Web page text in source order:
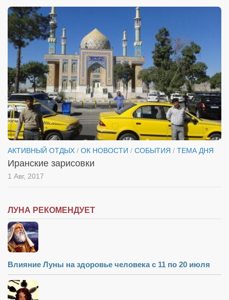
Афиша Сумы
О нас
АКТИВНЫЙ ОТДЫХ / ОК НОВОСТИ / СОБЫТИЯ / ТЕМА ДНЯ
Иранские зарисовки
1 Авг, 2017
ЛУНА РЕКОМЕНДУЕТ
Влияние Луны на здоровье человека с 11 по 20 июля